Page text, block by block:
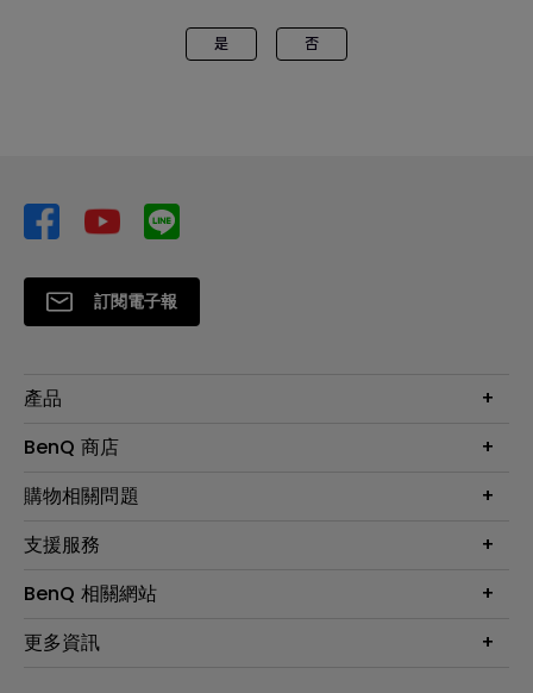
是 否
訂閱電子報
產品
大型液晶
投影機
智慧照明
專業拍物視訊鏡頭
BenQ 商店
最新產品與活動
尋找銷售據點
會員綁定LINE教學
購物相關問題
第一次購物就上手
延長保固購買
贈品兌換網站首頁
支援服務
服務公告
保固條例
BenQ 相關網站
專業商用解決方案
更多資訊